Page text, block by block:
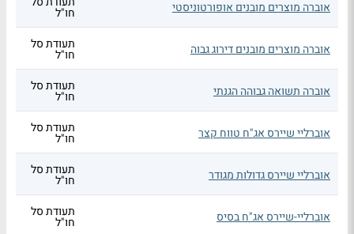
אוברה מוצרים מובנים אופורטוניסטי חו"ל
אוברה מוצרים מובנים דירוג גבוה תעודת סל
חו"ל
אוברה תשואה גבוהה הגנתי תעודת סל
חו"ל
אוברליי שיירס אג"ח טווח קצר תעודת סל
חו"ל
אוברליי שיירס גדולות מגודר תעודת סל
חו"ל
אוברליי-שיירס אג"ח בסיס תעודת סל
חו"ל